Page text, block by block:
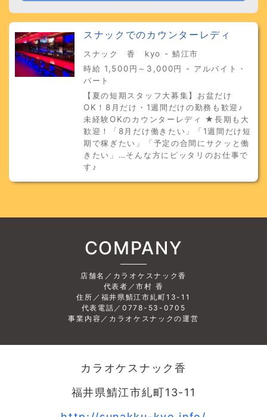
スナックでのカウンターレディ
スナック 香 kyo - 鯖江市
時給 1,500円～3,000円 - アルバイト・
パート
【夏の短期スタッフ大募集】お盆だけ
OK！8月だけ・1週間だけの勤務も歓迎♪
未経験OKのカウンターレディ ★長期も大
歓迎！「8月だけ働きたい」「1週間だけ短
期で稼ぎたい」「予定の合間にサクッと働
きたい」…そんな方にピッタリのお仕事で
す♪
COMPANY
店舗名／カラオケスナック香
代表者／市村 香
住所／福井県鯖江市糺町13-11
代表電話／0778-53-0705
事業内容／カラオケスナックの運営
カラオケスナック香
福井県鯖江市糺町13-11